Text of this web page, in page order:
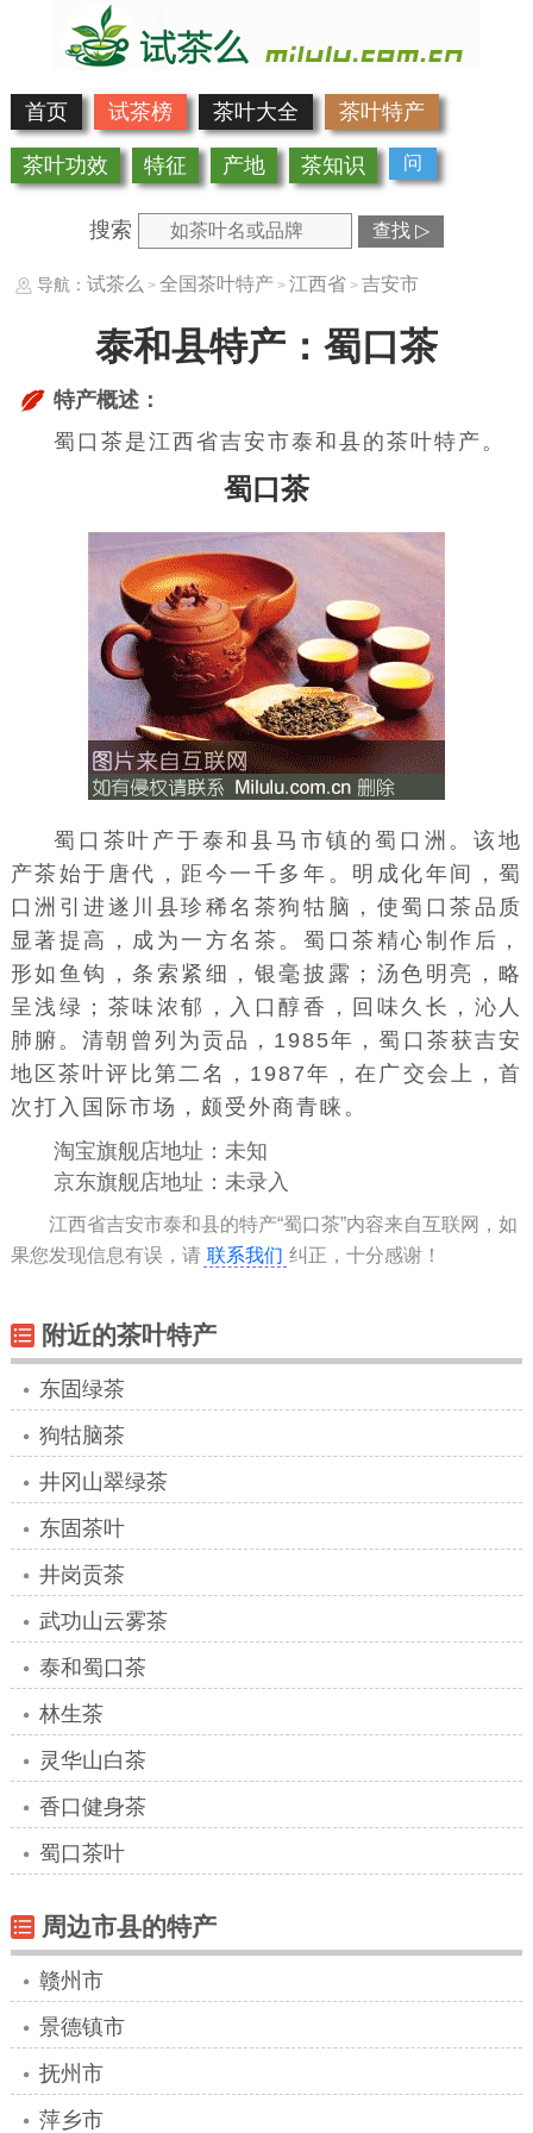
首页 试茶榜 茶叶大全 茶叶特产
茶叶功效 特征 产地 茶知识 问
搜索 查找 ▷
导航： 试茶么 > 全国茶叶特产 > 江西省 > 吉安市
泰和县特产：蜀口茶
特产概述：
蜀口茶是江西省吉安市泰和县的茶叶特产。
蜀口茶
蜀口茶叶产于泰和县马市镇的蜀口洲。该地
产茶始于唐代，距今一千多年。明成化年间，蜀
口洲引进遂川县珍稀名茶狗牯脑，使蜀口茶品质
显著提高，成为一方名茶。蜀口茶精心制作后，
形如鱼钩，条索紧细，银毫披露；汤色明亮，略
呈浅绿；茶味浓郁，入口醇香，回味久长，沁人
肺腑。清朝曾列为贡品，1985年，蜀口茶获吉安
地区茶叶评比第二名，1987年，在广交会上，首
次打入国际市场，颇受外商青睐。
淘宝旗舰店地址：未知
京东旗舰店地址：未录入
江西省吉安市泰和县的特产“蜀口茶”内容来自互联网，如
果您发现信息有误，请 联系我们 纠正，十分感谢！
附近的茶叶特产
东固绿茶
狗牯脑茶
井冈山翠绿茶
东固茶叶
井岗贡茶
武功山云雾茶
泰和蜀口茶
林生茶
灵华山白茶
香口健身茶
蜀口茶叶
周边市县的特产
赣州市
景德镇市
抚州市
萍乡市